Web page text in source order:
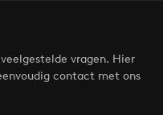
vragen. Hier
contact met ons